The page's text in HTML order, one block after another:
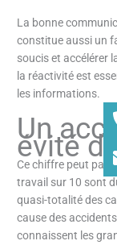
La bonne
constitue aussi un
soucis et accélérer
la réactivité est
les informations.
Un
évité
Ce chiffre peut
travail sur 10 sont
quasi-totalité des
cause des
connaissent les